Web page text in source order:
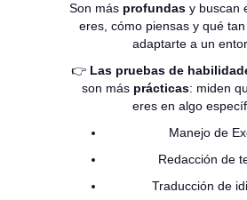
Son más profundas y buscan
eres, cómo piensas y qué tan
adaptarte a un
👉 Las pruebas de
son más prácticas: miden
eres en algo
Manejo de
Redacción de
Traducción de